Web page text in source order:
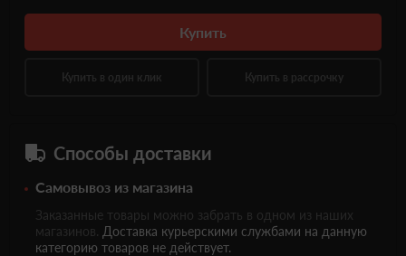
Купить
Купить в один клик Купить в рассрочку
Способы доставки
Самовывоз из магазина
Заказанные товары можно забрать в одном из наших
магазинов. Доставка курьерскими службами на данную
категорию товаров не действует.